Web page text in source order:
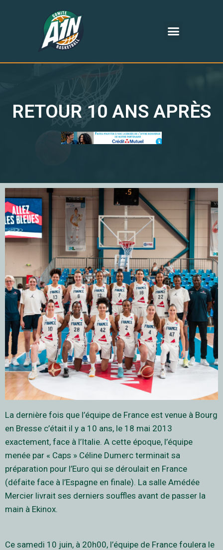
RETOUR 10 ANS APRÈS
La dernière fois que l’équipe de France est venue à Bourg
en Bresse c’était il y a 10 ans, le 18 mai 2013
exactement, face à l’Italie. A cette époque, l’équipe
menée par « Caps » Céline Dumerc terminait sa
préparation pour l’Euro qui se déroulait en France
(défaite face à l’Espagne en finale). La salle Amédée
Mercier livrait ses derniers souffles avant de passer la
main à Ekinox.
Ce samedi 10 juin, à 20h00, l’équipe de France foulera le